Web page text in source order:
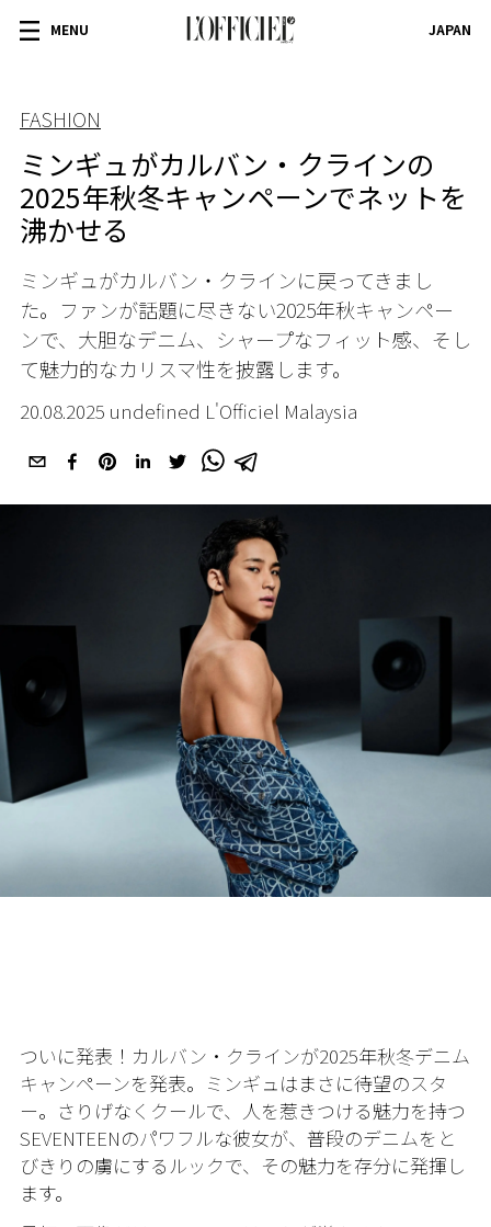
MENU JAPAN
FASHION
ミンギュがカルバン・クラインの
2025年秋冬キャンペーンでネットを
沸かせる
ミンギュがカルバン・クラインに戻ってきまし
た。ファンが話題に尽きない2025年秋キャンペー
ンで、大胆なデニム、シャープなフィット感、そし
て魅力的なカリスマ性を披露します。
20.08.2025 undefined L'Officiel Malaysia
ついに発表！カルバン・クラインが2025年秋冬デニム
キャンペーンを発表。ミンギュはまさに待望のスタ
ー。さりげなくクールで、人を惹きつける魅力を持つ
SEVENTEENのパワフルな彼女が、普段のデニムをと
びきりの虜にするルックで、その魅力を存分に発揮し
ます。